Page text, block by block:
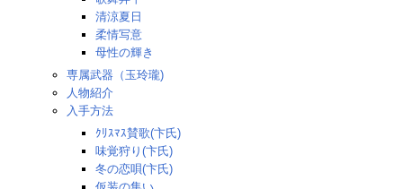
清涼夏日
柔情写意
母性の輝き
専属武器（玉玲瓏)
人物紹介
入手方法
ｸﾘｽﾏｽ賛歌(卞氏)
味覚狩り(卞氏)
冬の恋唄(卞氏)